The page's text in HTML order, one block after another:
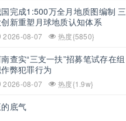
完成1:500万全月地质图编制 三
新重塑月球地质认知体系
2026-08-07 热度{5850}
查实“三支一扶”招募笔试存在组
弊犯罪行为
2026-08-07 热度{1.9w}
底气